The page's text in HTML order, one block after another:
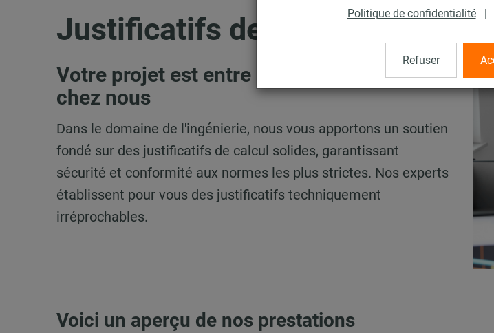
Politique de confidentialité |
Refuser
Justificatifs de calcul
Votre projet est entre de bonnes mains
chez nous
Dans le domaine de l'ingénierie, nous vous apportons un soutien
fondé sur des justificatifs de calcul solides, garantissant
sécurité et conformité aux normes les plus strictes. Nos experts
établissent pour vous des justificatifs techniquement
irréprochables.
Voici un aperçu de nos prestations